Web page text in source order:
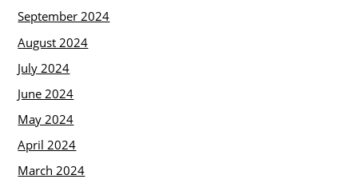
September 2024
August 2024
July 2024
June 2024
May 2024
April 2024
March 2024